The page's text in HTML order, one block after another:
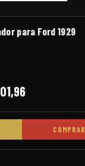
para Ford 1929
COMPRAR